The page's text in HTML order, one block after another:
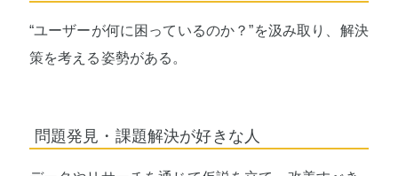
“ユーザーが何に困っているのか？”を汲み取り、解決
策を考える姿勢がある。
問題発見・課題解決が好きな人